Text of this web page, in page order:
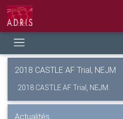
2018 CASTLE AF Trial, NEJM
2018 CASTLE AF Trial, NEJM.
Actualités